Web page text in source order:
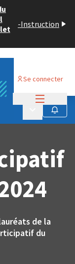
-Instruction
Se connecter
Menu Suivre
de la
du